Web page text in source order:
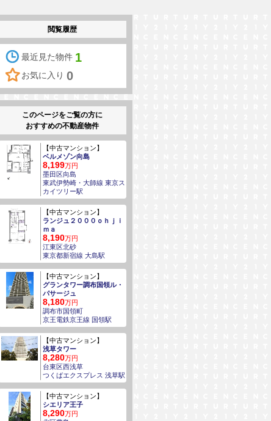
閲覧履歴
最近見た物件 1
お気に入り 0
このページをご覧の方に
おすすめの不動産物件
【中古マンション】
ベルメゾン向島
8,199万円
墨田区向島
東武伊勢崎・大師線 東京ス
カイツリー駅
【中古マンション】
ランジュ２０００ｏｈｊｉ
ｍａ
8,190万円
江東区北砂
東京都新宿線 大島駅
【中古マンション】
グランタワー調布国領ル・
パサージュ
8,180万円
調布市国領町
京王電鉄京王線 国領駅
【中古マンション】
浅草タワー
8,280万円
台東区西浅草
つくばエクスプレス 浅草駅
【中古マンション】
シエリア王子
8,290万円